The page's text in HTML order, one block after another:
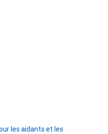
les aidants et les